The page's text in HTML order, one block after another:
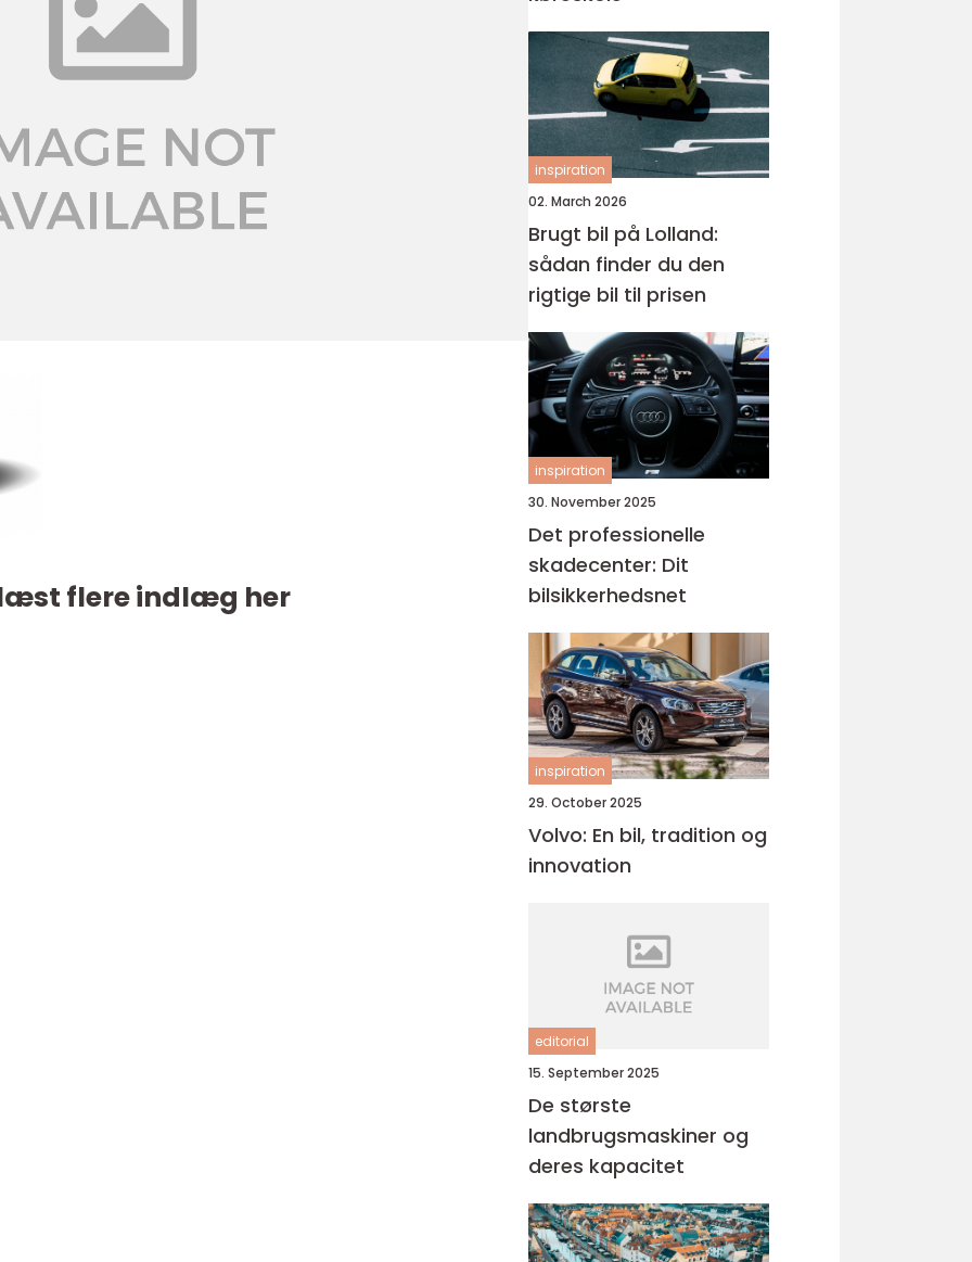
flere indlæg her
inspiration
02. March 2026
Brugt bil på Lolland:
sådan finder du den
rigtige bil til prisen
inspiration
30. November 2025
Det professionelle
skadecenter: Dit
bilsikkerhedsnet
inspiration
29. October 2025
Volvo: En bil, tradition og
innovation
editorial
15. September 2025
De største
landbrugsmaskiner og
deres kapacitet